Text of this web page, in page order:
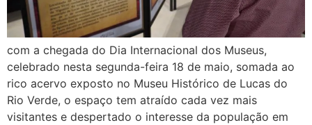
com a chegada do Dia Internacional dos Museus,
celebrado nesta segunda-feira 18 de maio, somada ao
rico acervo exposto no Museu Histórico de Lucas do
Rio Verde, o espaço tem atraído cada vez mais
visitantes e despertado o interesse da população em